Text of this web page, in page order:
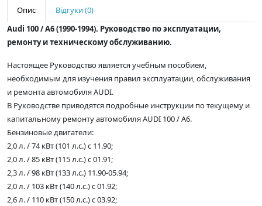
Опис
Відгуки (0)
Audi 100 / A6 (1990-1994). Руководство по эксплуатации,
ремонту и техническому обслуживанию.
Настоящее Руководство является учебным пособием,
необходимым для изучения правил эксплуатации, обслуживания
и ремонта автомобиля AUDI.
В Руководстве приводятся подробные инструкции по текущему и
капитальному ремонту автомобиля AUDI 100 / A6.
Бензиновые двигатели:
2,0 л. / 74 кВт (101 л.с.) с 11.90;
2,0 л. / 85 кВт (115 л.с.) с 01.91;
2,3 л. / 98 кВт (133 л.с.) 11.90-05.94;
2,0 л. / 103 кВт (140 л.с.) с 01.92;
2,6 л. / 110 кВт (150 л.с.) с 03.92;